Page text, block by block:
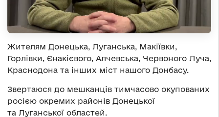
Жителям Донецька, Луганська, Макіївки,
Горлівки, Єнакієвого, Алчевська, Червоного Луча,
Краснодона та інших міст нашого Донбасу.
Звертаюся до мешканців тимчасово окупованих
росією окремих районів Донецької
та Луганської областей.